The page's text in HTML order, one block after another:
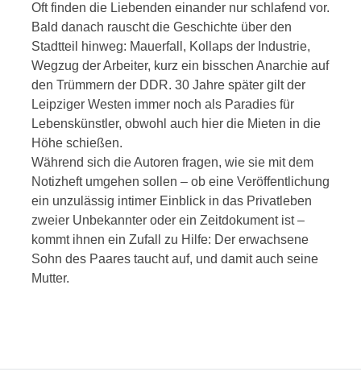
Oft finden die Liebenden einander nur schlafend vor.
Bald danach rauscht die Geschichte über den
Stadtteil hinweg: Mauerfall, Kollaps der Industrie,
Wegzug der Arbeiter, kurz ein bisschen Anarchie auf
den Trümmern der DDR. 30 Jahre später gilt der
Leipziger Westen immer noch als Paradies für
Lebenskünstler, obwohl auch hier die Mieten in die
Höhe schießen.
Während sich die Autoren fragen, wie sie mit dem
Notizheft umgehen sollen – ob eine Veröffentlichung
ein unzulässig intimer Einblick in das Privatleben
zweier Unbekannter oder ein Zeitdokument ist –
kommt ihnen ein Zufall zu Hilfe: Der erwachsene
Sohn des Paares taucht auf, und damit auch seine
Mutter.